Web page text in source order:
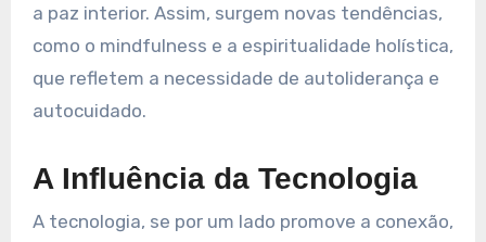
a paz interior. Assim, surgem novas tendências,
como o mindfulness e a espiritualidade holística,
que refletem a necessidade de autoliderança e
autocuidado.
A Influência da Tecnologia
A tecnologia, se por um lado promove a conexão,